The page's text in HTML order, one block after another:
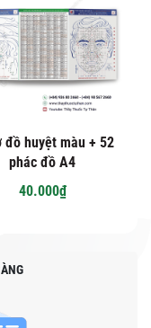
đồ huyệt màu + 52
phác đồ A4
40.000₫